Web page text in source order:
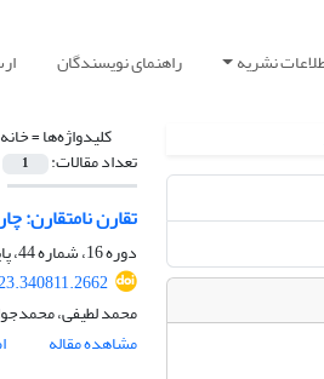
نشریه راهنمای نویسندگان
کلیدواژه‌ها =
تعداد مقالات: 1
تقارن نامتقارن:
دوره 16، شماره 44، پاییز 1402، صفحه
محمد لطیفی،
مشاهده مقاله